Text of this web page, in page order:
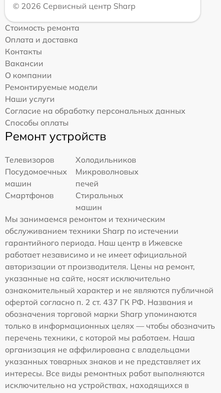
© 2026 Сервисный центр Sharp
Стоимость ремонта
Оплата и доставка
Контакты
Вакансии
О компании
Ремонтируемые модели
Наши услуги
Согласие на обработку персональных данных
Способы оплаты
Ремонт устройств
Телевизоров
Холодильников
Посудомоечных
машин
Микроволновых
печей
Смартфонов
Стиральных
машин
Мы занимаемся ремонтом и техническим
обслуживанием техники Sharp по истечении
гарантийного периода. Наш центр в Ижевске
работает независимо и не имеет официальной
авторизации от производителя. Цены на ремонт,
указанные на сайте, носят исключительно
ознакомительный характер и не являются публичной
офертой согласно п. 2 ст. 437 ГК РФ. Названия и
обозначения торговой марки Sharp упоминаются
только в информационных целях — чтобы обозначить
перечень техники, с которой мы работаем. Наша
организация не аффилирована с владельцами
указанных товарных знаков и не представляет их
интересы. Все виды ремонтных работ выполняются
исключительно на устройствах, находящихся в